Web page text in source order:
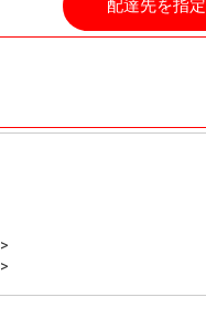
配達先を指定